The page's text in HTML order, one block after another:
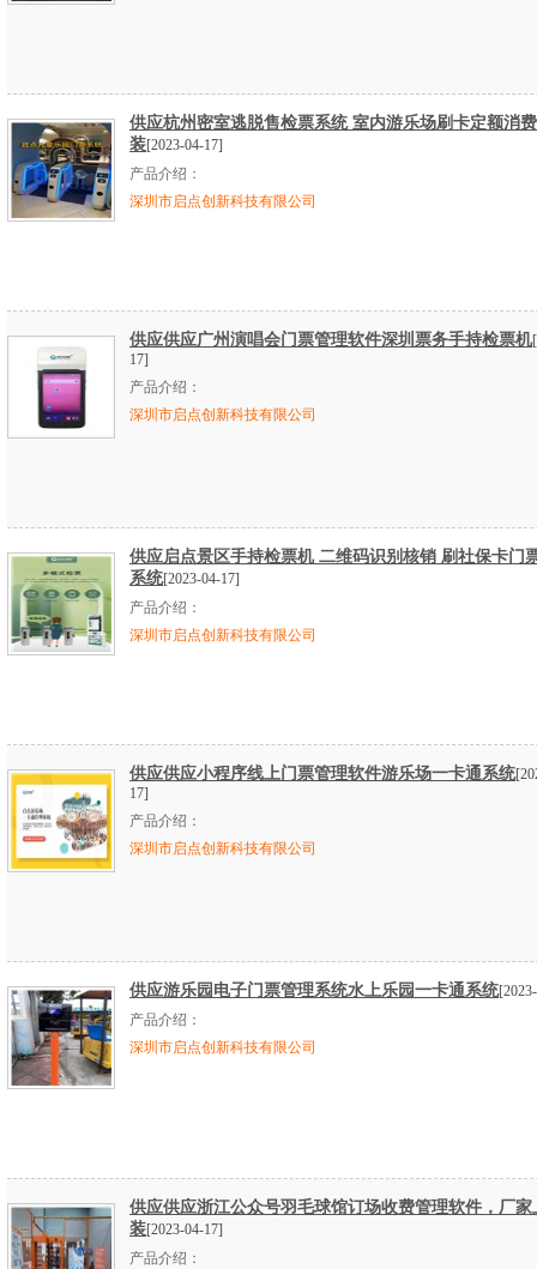
供应杭州密室逃脱售检票系统 室内游乐场刷卡定额消
装[2023-04-17]
产品介绍：
深圳市启点创新科技有限公司
供应供应广州演唱会门票管理软件深圳票务手持检票机
17]
产品介绍：
深圳市启点创新科技有限公司
供应启点景区手持检票机 二维码识别核销 刷社保卡门
系统[2023-04-17]
产品介绍：
深圳市启点创新科技有限公司
供应供应小程序线上门票管理软件游乐场一卡通系统
17]
产品介绍：
深圳市启点创新科技有限公司
供应游乐园电子门票管理系统水上乐园一卡通系统
产品介绍：
深圳市启点创新科技有限公司
供应供应浙江公众号羽毛球馆订场收费管理软件，厂家
装[2023-04-17]
产品介绍：